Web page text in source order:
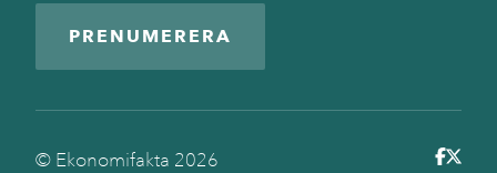
PRENUMERERA
© Ekonomifakta 2026